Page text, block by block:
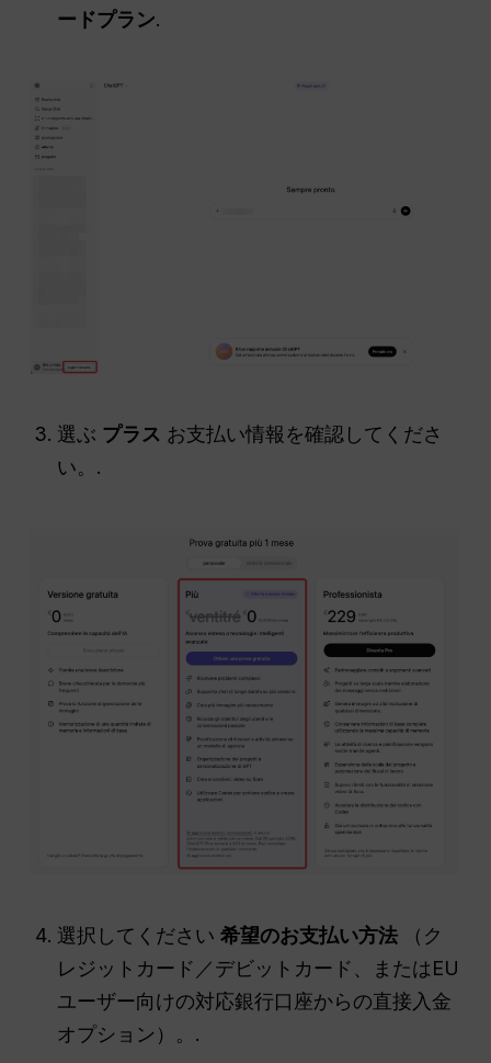
ードプラン.
選ぶ プラス お支払い情報を確認してくださ
い。.
選択してください希望のお支払い方法 （ク
レジットカード／デビットカード、またはEU
ユーザー向けの対応銀行口座からの直接入金
オプション）。.